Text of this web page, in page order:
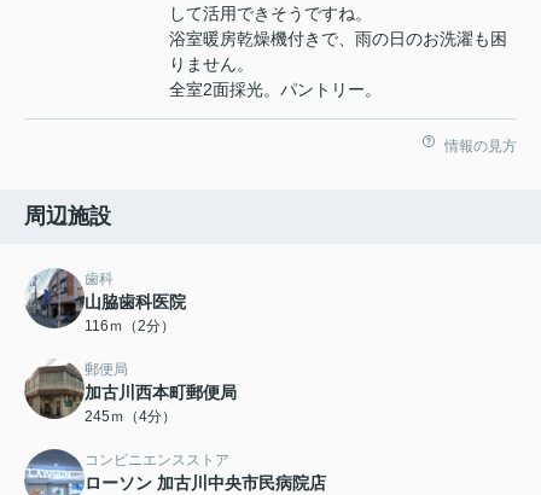
して活用できそうですね。
浴室暖房乾燥機付きで、雨の日のお洗濯も困
りません。
全室2面採光。パントリー。
情報の見方
周辺施設
歯科
山脇歯科医院
116ｍ（2分）
郵便局
加古川西本町郵便局
245ｍ（4分）
コンビニエンスストア
ローソン 加古川中央市民病院店